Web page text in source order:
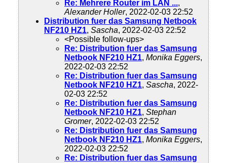
Re: Mehrere Router im LAN ...,
Alexander Holler, 2022-02-03 22:52
Distribution fuer das Samsung Netbook
NF210 HZ1, Sascha, 2022-02-03 22:52
<Possible follow-ups>
Re: Distribution fuer das Samsung
Netbook NF210 HZ1, Monika Eggers,
2022-02-03 22:52
Re: Distribution fuer das Samsung
Netbook NF210 HZ1, Sascha, 2022-
02-03 22:52
Re: Distribution fuer das Samsung
Netbook NF210 HZ1, Stephan
Gromer, 2022-02-03 22:52
Re: Distribution fuer das Samsung
Netbook NF210 HZ1, Monika Eggers,
2022-02-03 22:52
Re: Distribution fuer das Samsung